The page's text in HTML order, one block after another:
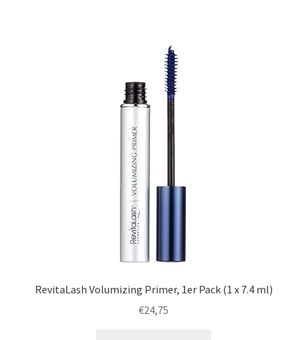
RevitaLash Volumizing Primer, 1er Pack (1 x 7.4 ml)
€24,75